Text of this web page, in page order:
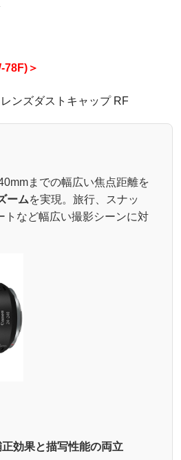
78F)＞
ンズダストキャップ RF
までの幅広い焦点距離を
ームを実現。旅行、スナッ
トなど幅広い撮影シーンに対
効果と描写性能の両立